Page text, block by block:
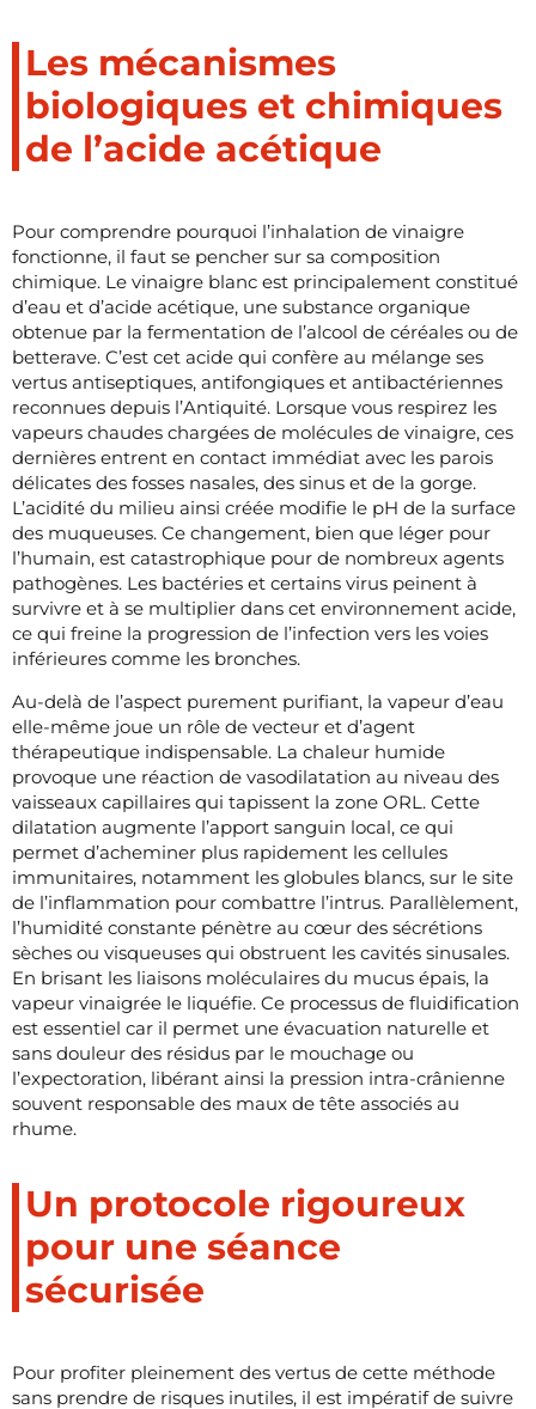
Les mécanismes
biologiques et chimiques
de l’acide acétique
Pour comprendre pourquoi l’inhalation de vinaigre
fonctionne, il faut se pencher sur sa composition
chimique. Le vinaigre blanc est principalement constitué
d’eau et d’acide acétique, une substance organique
obtenue par la fermentation de l’alcool de céréales ou de
betterave. C’est cet acide qui confère au mélange ses
vertus antiseptiques, antifongiques et antibactériennes
reconnues depuis l’Antiquité. Lorsque vous respirez les
vapeurs chaudes chargées de molécules de vinaigre, ces
dernières entrent en contact immédiat avec les parois
délicates des fosses nasales, des sinus et de la gorge.
L’acidité du milieu ainsi créée modifie le pH de la surface
des muqueuses. Ce changement, bien que léger pour
l’humain, est catastrophique pour de nombreux agents
pathogènes. Les bactéries et certains virus peinent à
survivre et à se multiplier dans cet environnement acide,
ce qui freine la progression de l’infection vers les voies
inférieures comme les bronches.
Au-delà de l’aspect purement purifiant, la vapeur d’eau
elle-même joue un rôle de vecteur et d’agent
thérapeutique indispensable. La chaleur humide
provoque une réaction de vasodilatation au niveau des
vaisseaux capillaires qui tapissent la zone ORL. Cette
dilatation augmente l’apport sanguin local, ce qui
permet d’acheminer plus rapidement les cellules
immunitaires, notamment les globules blancs, sur le site
de l’inflammation pour combattre l’intrus. Parallèlement,
l’humidité constante pénètre au cœur des sécrétions
sèches ou visqueuses qui obstruent les cavités sinusales.
En brisant les liaisons moléculaires du mucus épais, la
vapeur vinaigrée le liquéfie. Ce processus de fluidification
est essentiel car il permet une évacuation naturelle et
sans douleur des résidus par le mouchage ou
l’expectoration, libérant ainsi la pression intra-crânienne
souvent responsable des maux de tête associés au
rhume.
Un protocole rigoureux
pour une séance
sécurisée
Pour profiter pleinement des vertus de cette méthode
sans prendre de risques inutiles, il est impératif de suivre